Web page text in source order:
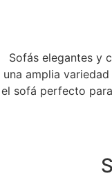
Sofás elegantes y
una amplia
el sofá perfecto